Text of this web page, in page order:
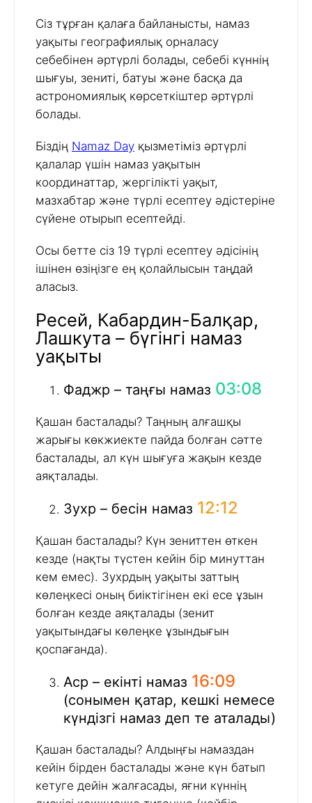
Сіз тұрған қалаға байланысты, намаз
уақыты географиялық орналасу
себебінен әртүрлі болады, себебі күннің
шығуы, зениті, батуы және басқа да
астрономиялық көрсеткіштер әртүрлі
болады.
Біздің Namaz Day қызметіміз әртүрлі
қалалар үшін намаз уақытын
координаттар, жергілікті уақыт,
мазхабтар және түрлі есептеу әдістеріне
сүйене отырып есептейді.
Осы бетте сіз 19 түрлі есептеу әдісінің
ішінен өзіңізге ең қолайлысын таңдай
аласыз.
Ресей, Кабардин-Балқар,
Лашкута – бүгінгі намаз
уақыты
Фаджр – таңғы намаз 03:08
Қашан басталады? Таңның алғашқы
жарығы көкжиекте пайда болған сәтте
басталады, ал күн шығуға жақын кезде
аяқталады.
Зухр – бесін намаз 12:12
Қашан басталады? Күн зениттен өткен
кезде (нақты түстен кейін бір минуттан
кем емес). Зухрдың уақыты заттың
көлеңкесі оның биіктігінен екі есе ұзын
болған кезде аяқталады (зенит
уақытындағы көлеңке ұзындығын
қоспағанда).
Аср – екінті намаз 16:09
(сонымен қатар, кешкі немесе
күндізгі намаз деп те аталады)
Қашан басталады? Алдыңғы намаздан
кейін бірден басталады және күн батып
кетуге дейін жалғасады, яғни күннің